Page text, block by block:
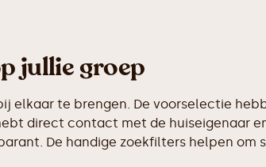
jullie groep
elkaar te brengen. De voorselectie
direct contact met de huiseigenaar
De handige zoekfilters helpen om